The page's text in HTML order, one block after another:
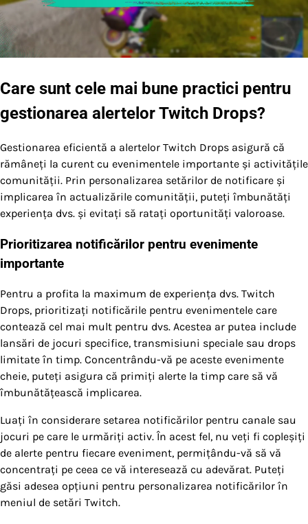
Care sunt cele mai bune practici pentru
gestionarea alertelor Twitch Drops?
Gestionarea eficientă a alertelor Twitch Drops asigură că
rămâneți la curent cu evenimentele importante și activitățile
comunității. Prin personalizarea setărilor de notificare și
implicarea în actualizările comunității, puteți îmbunătăți
experiența dvs. și evitați să ratați oportunități valoroase.
Prioritizarea notificărilor pentru evenimente
importante
Pentru a profita la maximum de experiența dvs. Twitch
Drops, prioritizați notificările pentru evenimentele care
contează cel mai mult pentru dvs. Acestea ar putea include
lansări de jocuri specifice, transmisiuni speciale sau drops
limitate în timp. Concentrându-vă pe aceste evenimente
cheie, puteți asigura că primiți alerte la timp care să vă
îmbunătățească implicarea.
Luați în considerare setarea notificărilor pentru canale sau
jocuri pe care le urmăriți activ. În acest fel, nu veți fi copleșiți
de alerte pentru fiecare eveniment, permițându-vă să vă
concentrați pe ceea ce vă interesează cu adevărat. Puteți
găsi adesea opțiuni pentru personalizarea notificărilor în
meniul de setări Twitch.